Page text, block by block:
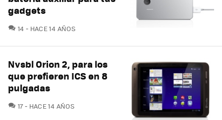
gadgets
14 COMENTARIOS
HACE 14 AÑOS
Nvsbl Orion 2, para los
que prefieren ICS en 8
pulgadas
17COMENTARIOS
HACE 14 AÑOS